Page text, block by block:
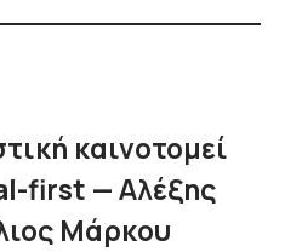
καινοτομεί
first — Αλέξης
Μάρκου